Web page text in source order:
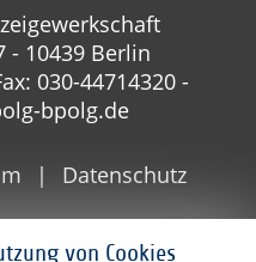
von Cookies
- 10439 Berlin
030-44714320 -
bpolg.de
Datenschutz